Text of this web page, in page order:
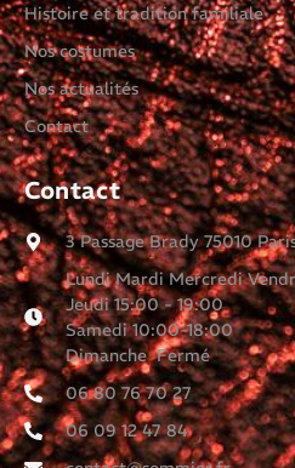
Histoire et tradition familiale
Nos costumes
Nos actualités
Contact
Contact
3 Passage Brady 75010
Lundi Mardi Mercredi
Jeudi 15:00 - 19:00
Samedi 10:00-18:00
Dimanche Fermé
06 80 76 70 27
06 09 12 47 84